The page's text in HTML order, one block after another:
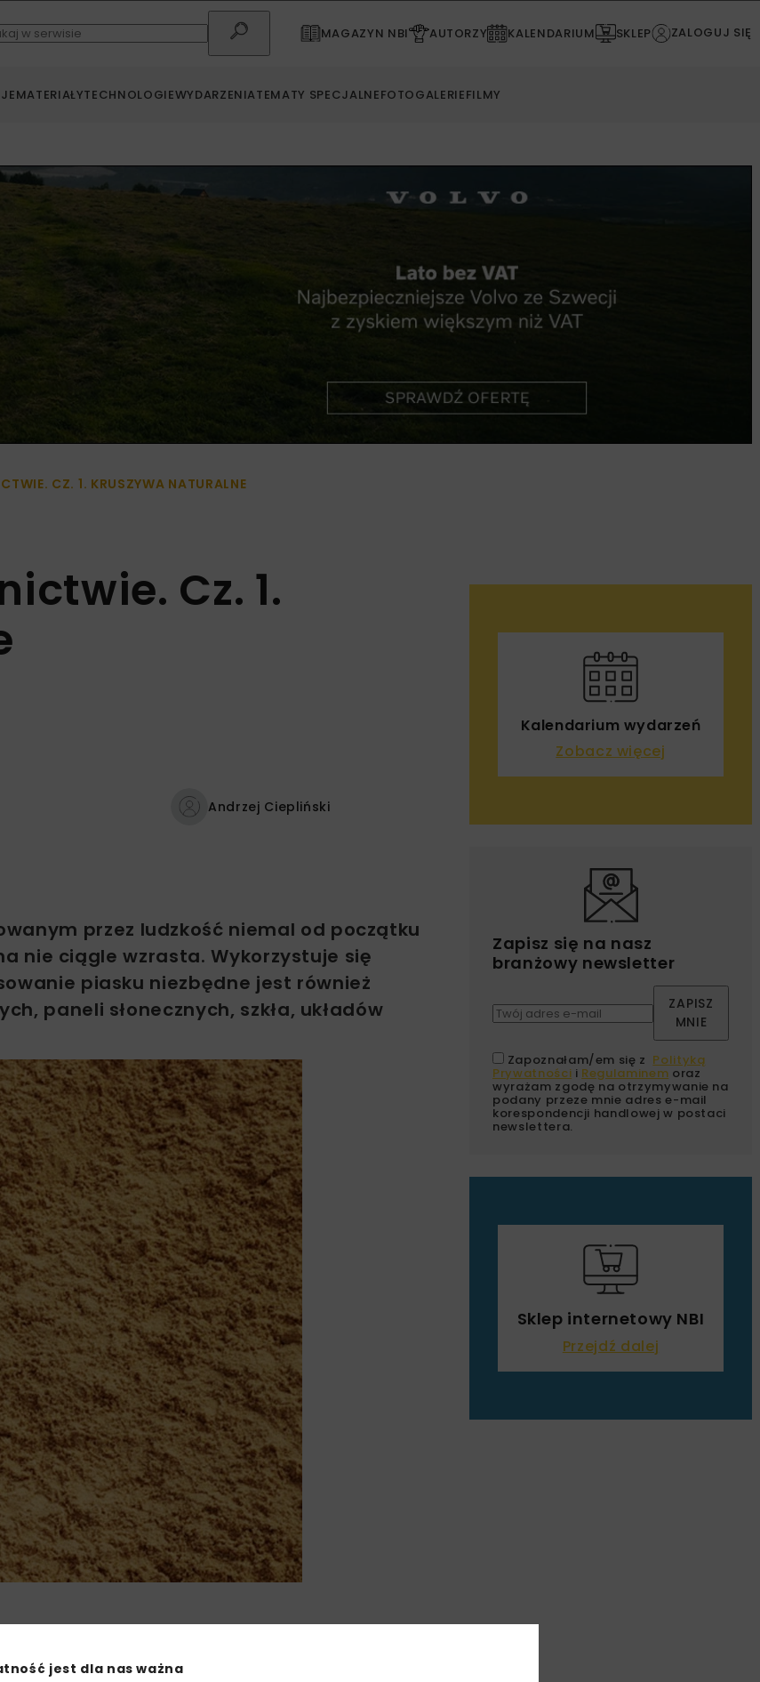
MAGAZYN NBI AUTORZY KALENDARIUM SKLEP ZALOGUJ SIĘ
MATERIAŁYTECHNOLOGIEWYDARZENIATEMATY SPECJALNEFOTOGALERIEFILMY
CZ. 1. KRUSZYWA NATURALNE
Cz. 1.
Andrzej Ciepliński
przez ludzkość niemal od początku
nie ciągle wzrasta. Wykorzystuje się
piasku niezbędne jest również
paneli słonecznych, szkła, układów
Kalendarium wydarzeń
Zobacz więcej
Zapisz się na nasz
branżowy newsletter
ZAPISZ
MNIE
Zapoznałam/em się z Polityką
Prywatności i Regulaminem oraz
wyrażam zgodę na otrzymywanie na
podany przeze mnie adres e-mail
korespondencji handlowej w postaci
newslettera.
Sklep internetowy NBI
Przejdź dalej
jest dla nas ważna